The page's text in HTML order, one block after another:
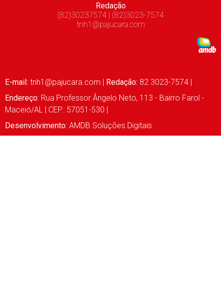
Redação
(82)30237574 | (82)3023-7574
tnh1@pajucara.com
E-mail: tnh1@pajucara.com Redação: 82 3023-7574 |
Endereço: Rua Professor Ângelo Neto, 113 - Bairro Farol -
Maceió/AL | CEP.: 57051-530 |
Desenvolvimento: AMDB Soluções Digitais